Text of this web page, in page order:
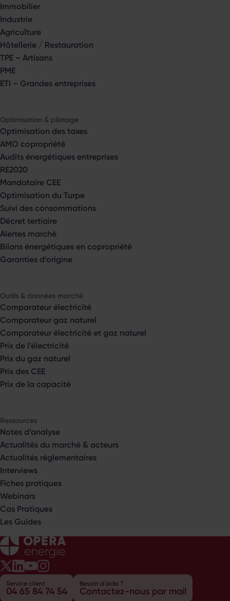
Immobilier
Industrie
Agriculture
Hôtellerie / Restauration
TPE – Artisans
PME
ETI – Grandes entreprises
Optimisation & pilotage
Optimisation des taxes
AMO copropriété
Audits énergétiques entreprises
RE2020
Mandataire CEE
Optimisation du Turpe
Suivi des consommations
Décret tertiaire
Alertes marché
Bilans énergétiques en copropriété
Garanties d’origine
Outils & données marché
Comparateur électricité
Comparateur gaz naturel
Comparateur électricité et gaz naturel
Prix de l’électricité
Prix du gaz naturel
Prix des CEE
Prix de la capacité
Ressources
Notes d’analyse
Actualités du marché & acteurs
Actualités réglementaires
Interviews
Fiches pratiques
Webinars
Cas Pratiques
Les Guides
Opéra Énergie sur Twitter
Opéra Énergie sur LinkedIn
Opéra Énergie sur Youtube
Opéra Énergie sur Instagram
Service client
04 65 84 74 54
Besoin d'aide ?
Contactez-nous par mail